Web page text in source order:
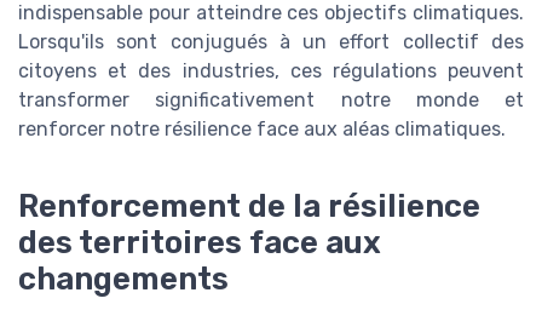
indispensable pour atteindre ces objectifs climatiques.
Lorsqu'ils sont conjugués à un effort collectif des
citoyens et des industries, ces régulations peuvent
transformer significativement notre monde et
renforcer notre résilience face aux aléas climatiques.
Renforcement de la résilience
des territoires face aux
changements